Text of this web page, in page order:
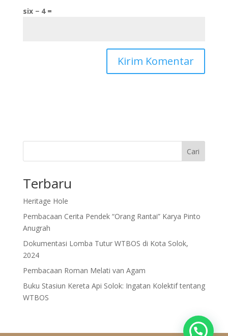
six − 4 =
Cari
Terbaru
Heritage Hole
Pembacaan Cerita Pendek “Orang Rantai” Karya Pinto
Anugrah
Dokumentasi Lomba Tutur WTBOS di Kota Solok,
2024
Pembacaan Roman Melati van Agam
Buku Stasiun Kereta Api Solok: Ingatan Kolektif tentang
WTBOS